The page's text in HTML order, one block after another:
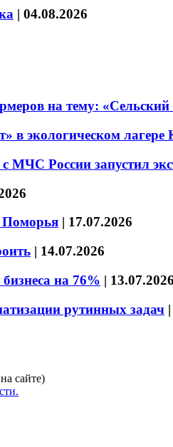
| 04.08.2026
на тему:
в экологическом лагере
МЧС России запустил
Поморья | 17.07.2026
| 14.07.2026
на 76% | 13.07.2026
рутинных задач |
сайте)